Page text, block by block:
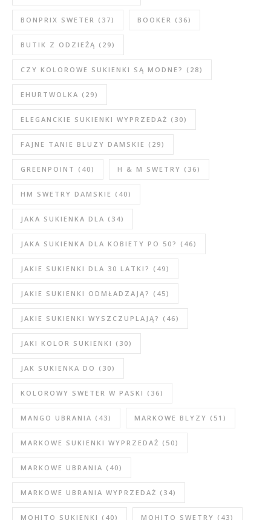
BONPRIX SWETER (37) BOOKER (36)
BUTIK Z ODZIEŻĄ (29)
CZY KOLOROWE SUKIENKI SĄ MODNE? (28)
EHURTWOLKA (29)
ELEGANCKIE SUKIENKI WYPRZEDAŻ (30)
FAJNE TANIE BLUZY DAMSKIE (29)
GREENPOINT (40) H & M SWETRY (36)
HM SWETRY DAMSKIE (40)
JAKA SUKIENKA DLA (34)
JAKA SUKIENKA DLA KOBIETY PO 50? (46)
JAKIE SUKIENKI DLA 30 LATKI? (49)
JAKIE SUKIENKI ODMŁADZAJĄ? (45)
JAKIE SUKIENKI WYSZCZUPLAJĄ? (46)
JAKI KOLOR SUKIENKI (30)
JAK SUKIENKA DO (30)
KOLOROWY SWETER W PASKI (36)
MANGO UBRANIA (43) MARKOWE BLYZY (51)
MARKOWE SUKIENKI WYPRZEDAŻ (50)
MARKOWE UBRANIA (40)
MARKOWE UBRANIA WYPRZEDAŻ (34)
MOHITO SUKIENKI (40) MOHITO SWETRY (43)